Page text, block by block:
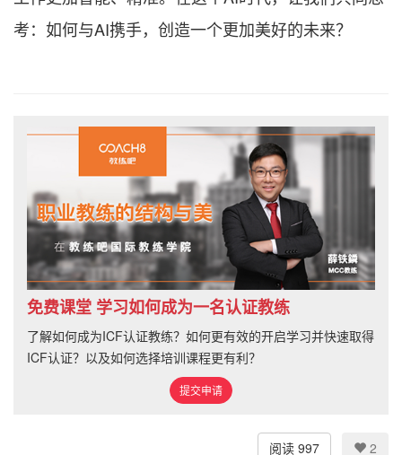
考：如何与AI携手，创造一个更加美好的未来？
免费课堂 学习如何成为一名认证教练
了解如何成为ICF认证教练？如何更有效的开启学习并快速取得
ICF认证？以及如何选择培训课程更有利？
提交申请
阅读 997 2